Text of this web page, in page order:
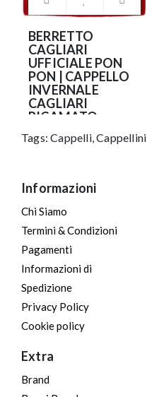
BERRETTO
CAGLIARI
UFFICIALE PON
PON | CAPPELLO
INVERNALE
CAGLIARI
RICAMATO
29.90€
Tags:Cappelli,Cappellini
Informazioni
Chi Siamo
Termini & Condizioni
Pagamenti
Informazioni di
Spedizione
Privacy Policy
Cookie policy
Extra
Brand